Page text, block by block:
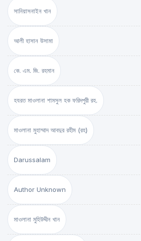
সানিয়াসনাইন খান
আলী হাসান উসামা
কে. এম. জি. রহমান
হযরত মাওলানা শামসুল হক ফরিদপুরী রহ.
মাওলানা মুহাম্মাদ আবদুর রহীম (রহ)
Darussalam
Author Unknown
মাওলানা মুহিউদ্দীন খান